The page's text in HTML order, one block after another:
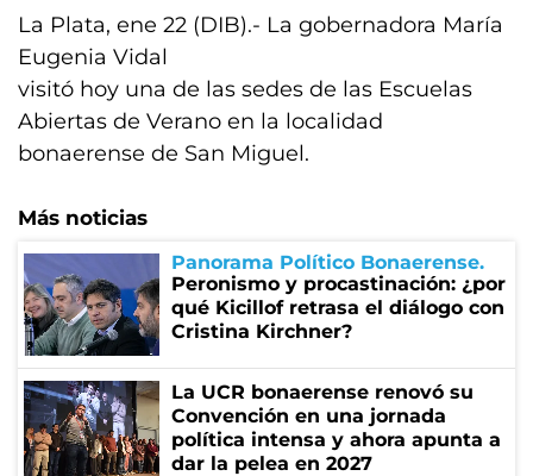
La Plata, ene 22 (DIB).- La gobernadora María
Eugenia Vidal
visitó hoy una de las sedes de las Escuelas
Abiertas de Verano en la localidad
bonaerense de San Miguel.
Más noticias
Panorama Político Bonaerense
Peronismo y procastinación: ¿por
qué Kicillof retrasa el diálogo con
Cristina Kirchner?
La UCR bonaerense renovó su
Convención en una jornada
política intensa y ahora apunta a
dar la pelea en 2027